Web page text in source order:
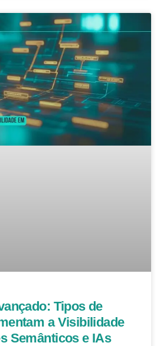
Tipos de
a Visibilidade
Semânticos e IAs